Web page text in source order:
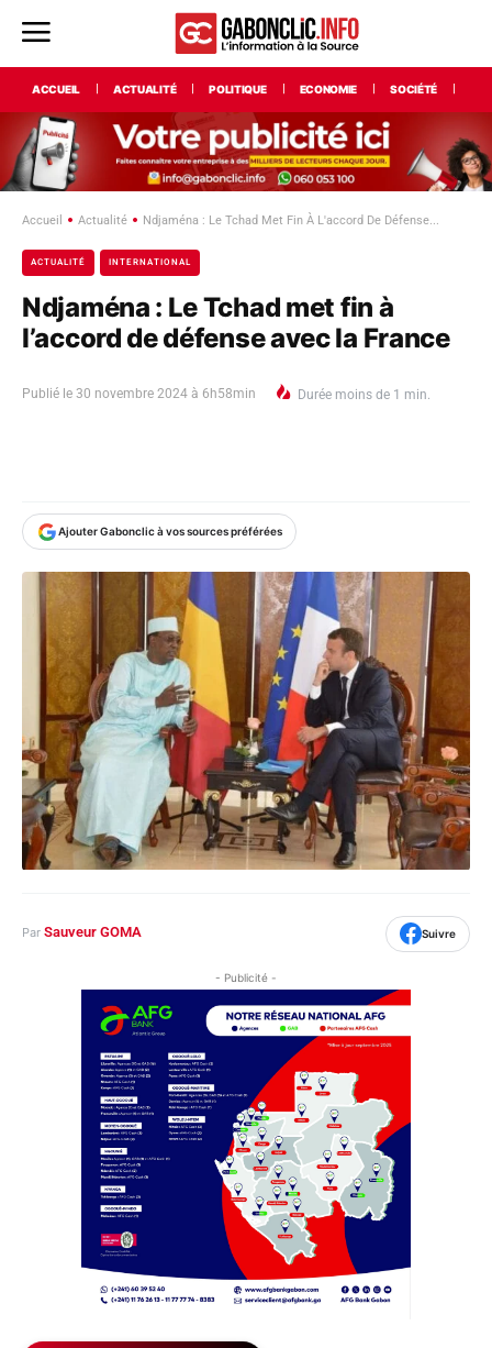
ACCUEIL ACTUALITÉ POLITIQUE ECONOMIE SOCIÉTÉ
Accueil Actualité Ndjaména : Le Tchad Met Fin À L'accord De Défense...
ACTUALITÉ INTERNATIONAL
Ndjaména : Le Tchad met fin à
l’accord de défense avec la France
Publié le 30 novembre 2024 à 6h58min Durée moins de 1 min.
Ajouter Gabonclic à vos sources préférées
Par Sauveur GOMA Suivre
- Publicité -